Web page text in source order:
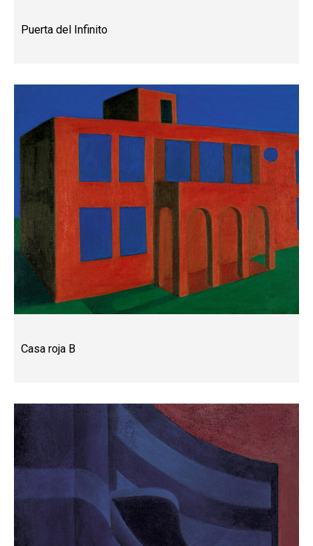
Puerta del Infinito
Casa roja B